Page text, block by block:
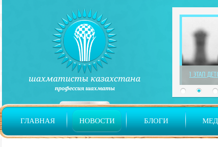
ГЛАВНАЯ НОВОСТИ БЛОГИ
1 ЭТАП